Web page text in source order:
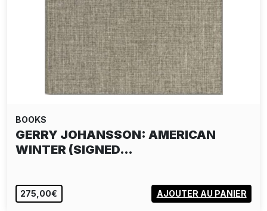
BOOKS
GERRY JOHANSSON: AMERICAN
WINTER (SIGNED…
275,00€ AJOUTER AU PANIER